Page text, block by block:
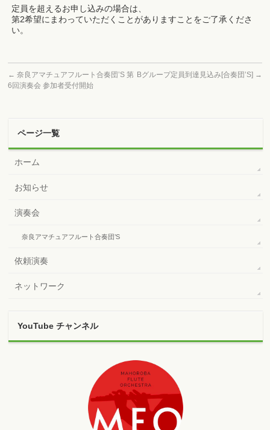
定員を超えるお申し込みの場合は、
第2希望にまわっていただくことがありますことをご了承くださ
い。
← 奈良アマチュアフルート合奏団’S 第
6回演奏会 参加者受付開始
Bグループ定員到達見込み[合奏団’S] →
ページ一覧
ホーム
お知らせ
演奏会
奈良アマチュアフルート合奏団’S
依頼演奏
ネットワーク
YouTube チャンネル